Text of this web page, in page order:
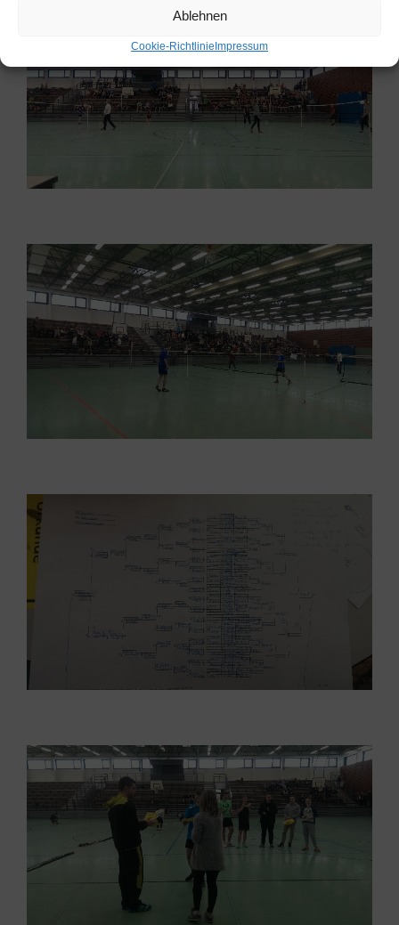
Ablehnen
Cookie-RichtlinieImpressum